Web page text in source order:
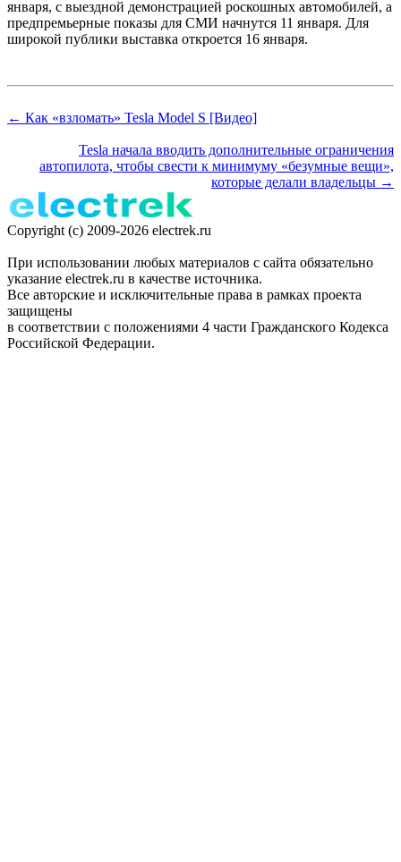
января, с выездной демонстрацией роскошных автомобилей, а
предпремьерные показы для СМИ начнутся 11 января. Для
широкой публики выставка откроется 16 января.
← Как «взломать» Tesla Model S [Видео]
Tesla начала вводить дополнительные ограничения
автопилота, чтобы свести к минимуму «безумные вещи»,
которые делали владельцы →
Copyright (c) 2009-2026 electrek.ru
При использовании любых материалов с сайта обязательно
указание electrek.ru в качестве источника.
Все авторские и исключительные права в рамках проекта
защищены
в соответствии с положениями 4 части Гражданского Кодекса
Российской Федерации.